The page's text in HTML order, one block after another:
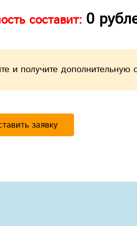
составит: 0
и получите дополнительную
заявку